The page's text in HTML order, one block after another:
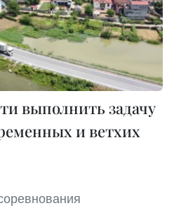
выполнить задачу
и ветхих